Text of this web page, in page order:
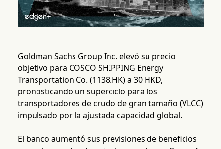
Goldman Sachs Group Inc. elevó su precio
objetivo para COSCO SHIPPING Energy
Transportation Co. (1138.HK) a 30 HKD,
pronosticando un superciclo para los
transportadores de crudo de gran tamaño (VLCC)
impulsado por la ajustada capacidad global.
El banco aumentó sus previsiones de beneficios